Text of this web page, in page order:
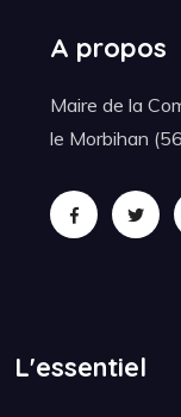
A propos
Maire de la
le Morbihan
L'essentiel